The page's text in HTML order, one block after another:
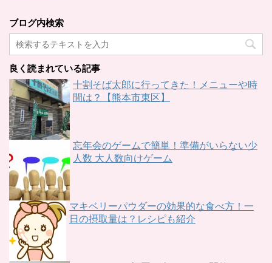
ブログ内検索
良く読まれている記事
十割そば太郎に行ってきた！メニューや時
間は？【熊本市東区】
忘年会のゲームで簡単！準備がいらない少
人数 大人数向けゲーム
マキベリーパウダーの効果的な食べ方！一
日の摂取量は？レシピも紹介